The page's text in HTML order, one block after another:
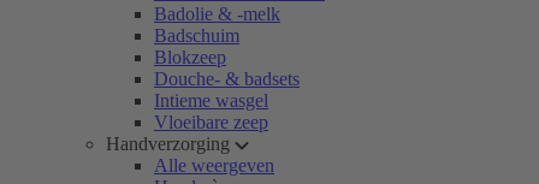
Badolie & -melk
Badschuim
Blokzeep
Douche- & badsets
Intieme wasgel
Vloeibare zeep
Handverzorging
Alle weergeven